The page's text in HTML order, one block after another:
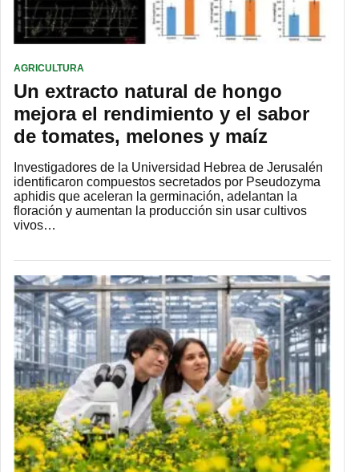
AGRICULTURA
Un extracto natural de hongo
mejora el rendimiento y el sabor
de tomates, melones y maíz
Investigadores de la Universidad Hebrea de Jerusalén
identificaron compuestos secretados por Pseudozyma
aphidis que aceleran la germinación, adelantan la
floración y aumentan la producción sin usar cultivos
vivos…